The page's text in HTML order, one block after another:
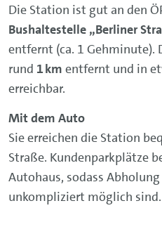
Die Station ist gut an den
Bushaltestelle „Berliner
entfernt (ca. 1 Gehminute).
rund 1 km entfernt und in
erreichbar.
Mit dem Auto
Sie erreichen die Station
Straße. Kundenparkplätze
Autohaus, sodass
unkompliziert möglich sind.